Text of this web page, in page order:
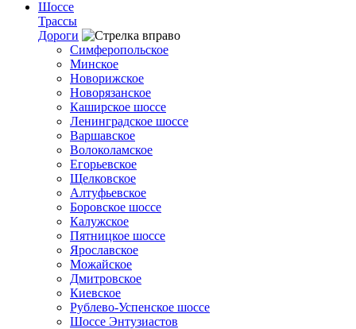
Шоссе
Трассы
Дороги
Симферопольское
Минское
Новорижское
Новорязанское
Каширское шоссе
Ленинградское шоссе
Варшавское
Волоколамское
Егорьевское
Щелковское
Алтуфьевское
Боровское шоссе
Калужское
Пятницкое шоссе
Ярославское
Можайское
Дмитровское
Киевское
Рублево-Успенское шоссе
Шоссе Энтузиастов